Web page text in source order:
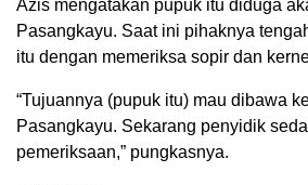
Azis mengatakan pupuk itu diduga
Pasangkayu. Saat ini pihaknya
itu dengan memeriksa sopir dan
“Tujuannya (pupuk itu) mau dibawa
Pasangkayu. Sekarang penyidik
pemeriksaan,” pungkasnya.